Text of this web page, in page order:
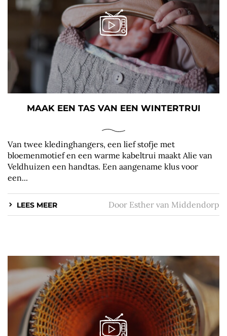
MAAK EEN TAS VAN EEN WINTERTRUI
Van twee kledinghangers, een lief stofje met
bloemenmotief en een warme kabeltrui maakt Alie van
Veldhuizen een handtas. Een aangename klus voor
een...
LEES MEER Door Esther van Middendorp